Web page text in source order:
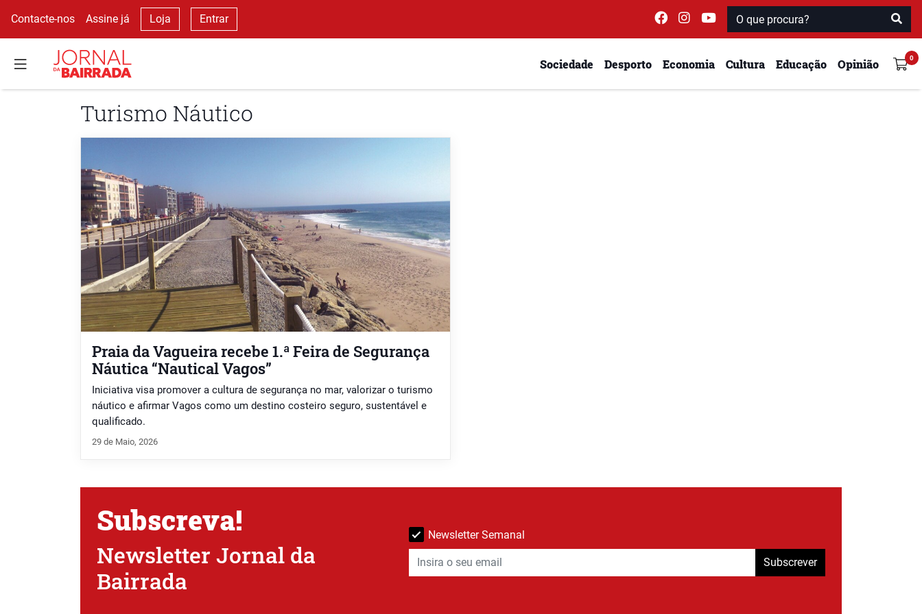
Contacte-nos Assine já Loja Entrar
Sociedade Desporto Economia Cultura Educação Opinião
Turismo Náutico
Praia da Vagueira recebe 1.ª Feira de Segurança
Náutica “Nautical Vagos”
Iniciativa visa promover a cultura de segurança no mar, valorizar o turismo
náutico e afirmar Vagos como um destino costeiro seguro, sustentável e
qualificado.
29 de Maio, 2026
Subscreva!
Newsletter Jornal da
Bairrada
Newsletter Semanal
Subscrever